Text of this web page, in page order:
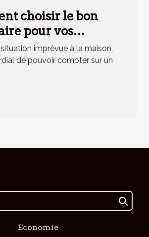
choisir le bon
pour vos
domestiques ?
imprévue à la maison,
de pouvoir compter sur un
Economie